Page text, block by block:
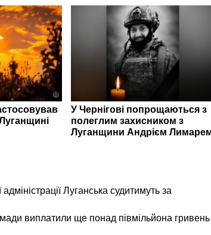
У Чернігові попрощаються з
полеглим захисником з
Луганщини Андрієм
Луганська судитимуть за
виплатили ще понад півмільйона гривень